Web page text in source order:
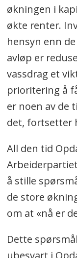
økningen i
økte renter.
hensyn enn
avløp er
vassdrag et
prioritering å
er noen av de
det, fortsetter
All den tid
å stille
de store
om at «nå er
Dette
ubesvart i